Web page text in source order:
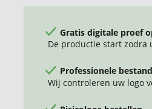
Gratis digitale proef
De productie start zodra
Professionele
Wij controleren uw logo